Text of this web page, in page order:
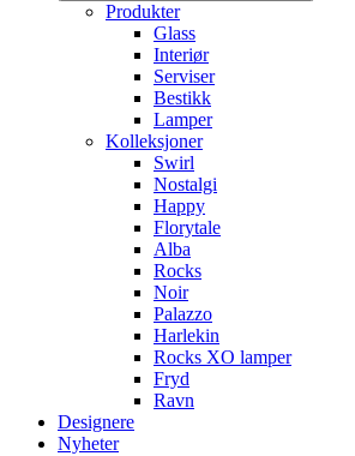
Produkter
Glass
Interiør
Serviser
Bestikk
Lamper
Kolleksjoner
Swirl
Nostalgi
Happy
Florytale
Alba
Rocks
Noir
Palazzo
Harlekin
Rocks XO lamper
Fryd
Ravn
Designere
Nyheter